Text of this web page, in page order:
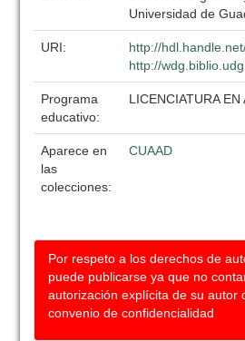
Universidad de
URI:
http://
http://
Programa
educativo:
LICENCIATURA
Aparece en
las
colecciones:
CUAAD
Por respeto a los derechos de
puede publicarse ya que no
autorización explícita de su autor
convenio de confidencialidad